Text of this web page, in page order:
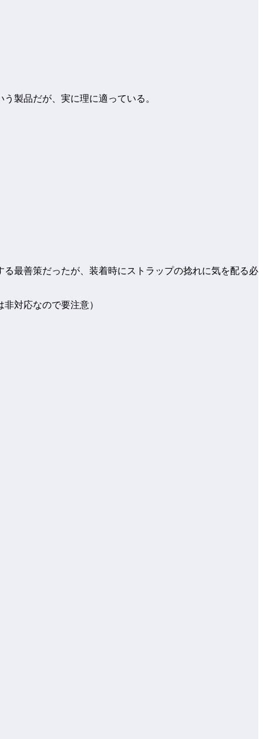
製品だが、実に理に適っている。
最善策だったが、装着時にストラップの捻れに気を配る必
対応なので要注意）